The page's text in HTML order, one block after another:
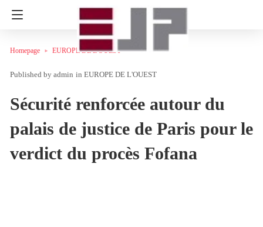
Homepage EUROPE DE L'OUEST
admin in EUROPE DE L'OUEST
Sécurité renforcée autour du
palais de justice de Paris pour le
verdict du procès Fofana